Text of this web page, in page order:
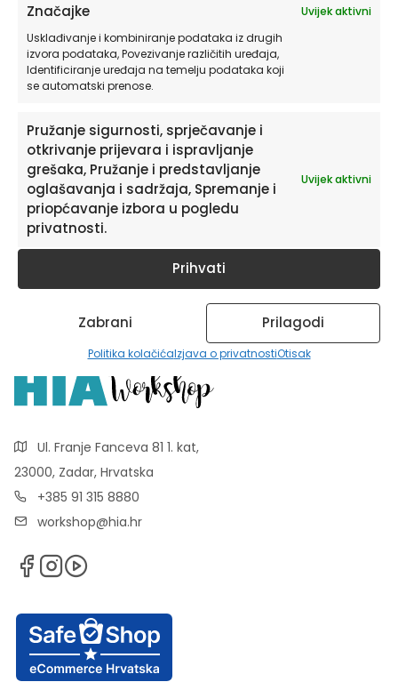
Značajke
Uvijek aktivni
Usklađivanje i kombiniranje podataka iz drugih
izvora podataka, Povezivanje različitih uređaja,
Identificiranje uređaja na temelju podataka koji
se automatski prenose.
Pružanje sigurnosti, sprječavanje i
otkrivanje prijevara i ispravljanje
grešaka, Pružanje i predstavljanje
oglašavanja i sadržaja, Spremanje i
priopćavanje izbora u pogledu
privatnosti.
Uvijek aktivni
Prihvati
Zabrani Prilagodi
Politika kolačićaIzjava o privatnostiOtisak
Pretplatite se na naš Newsletter
Želite primati savjete i zanimljivosti o uređenju doma te
informacije o novim proizvodima i pogodnostima?
Ul. Franje Fanceva 81 1. kat,
23000, Zadar, Hrvatska
+385 91 315 8880
workshop@hia.hr